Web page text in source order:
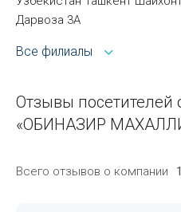
Дарвоза 3А
Все филиалы
Отзывы посетителей
«ОБИНАЗИР
Всего отзывов о компании 1